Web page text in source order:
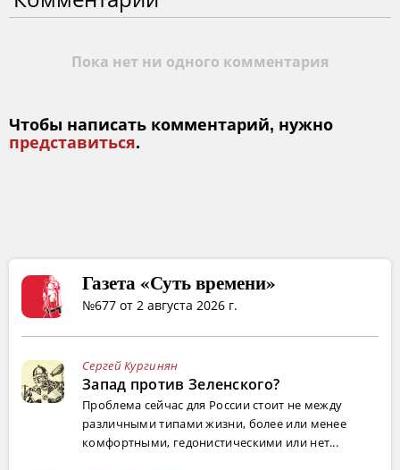
Пока нет ни одного комментария
Чтобы написать комментарий, нужно
представиться.
Газета «Суть времени»
№677 от 2 августа 2026 г.
Сергей Кургинян
Запад против Зеленского?
Проблема сейчас для России стоит не между
различными типами жизни, более или менее
комфортными, гедонистическими или нет...